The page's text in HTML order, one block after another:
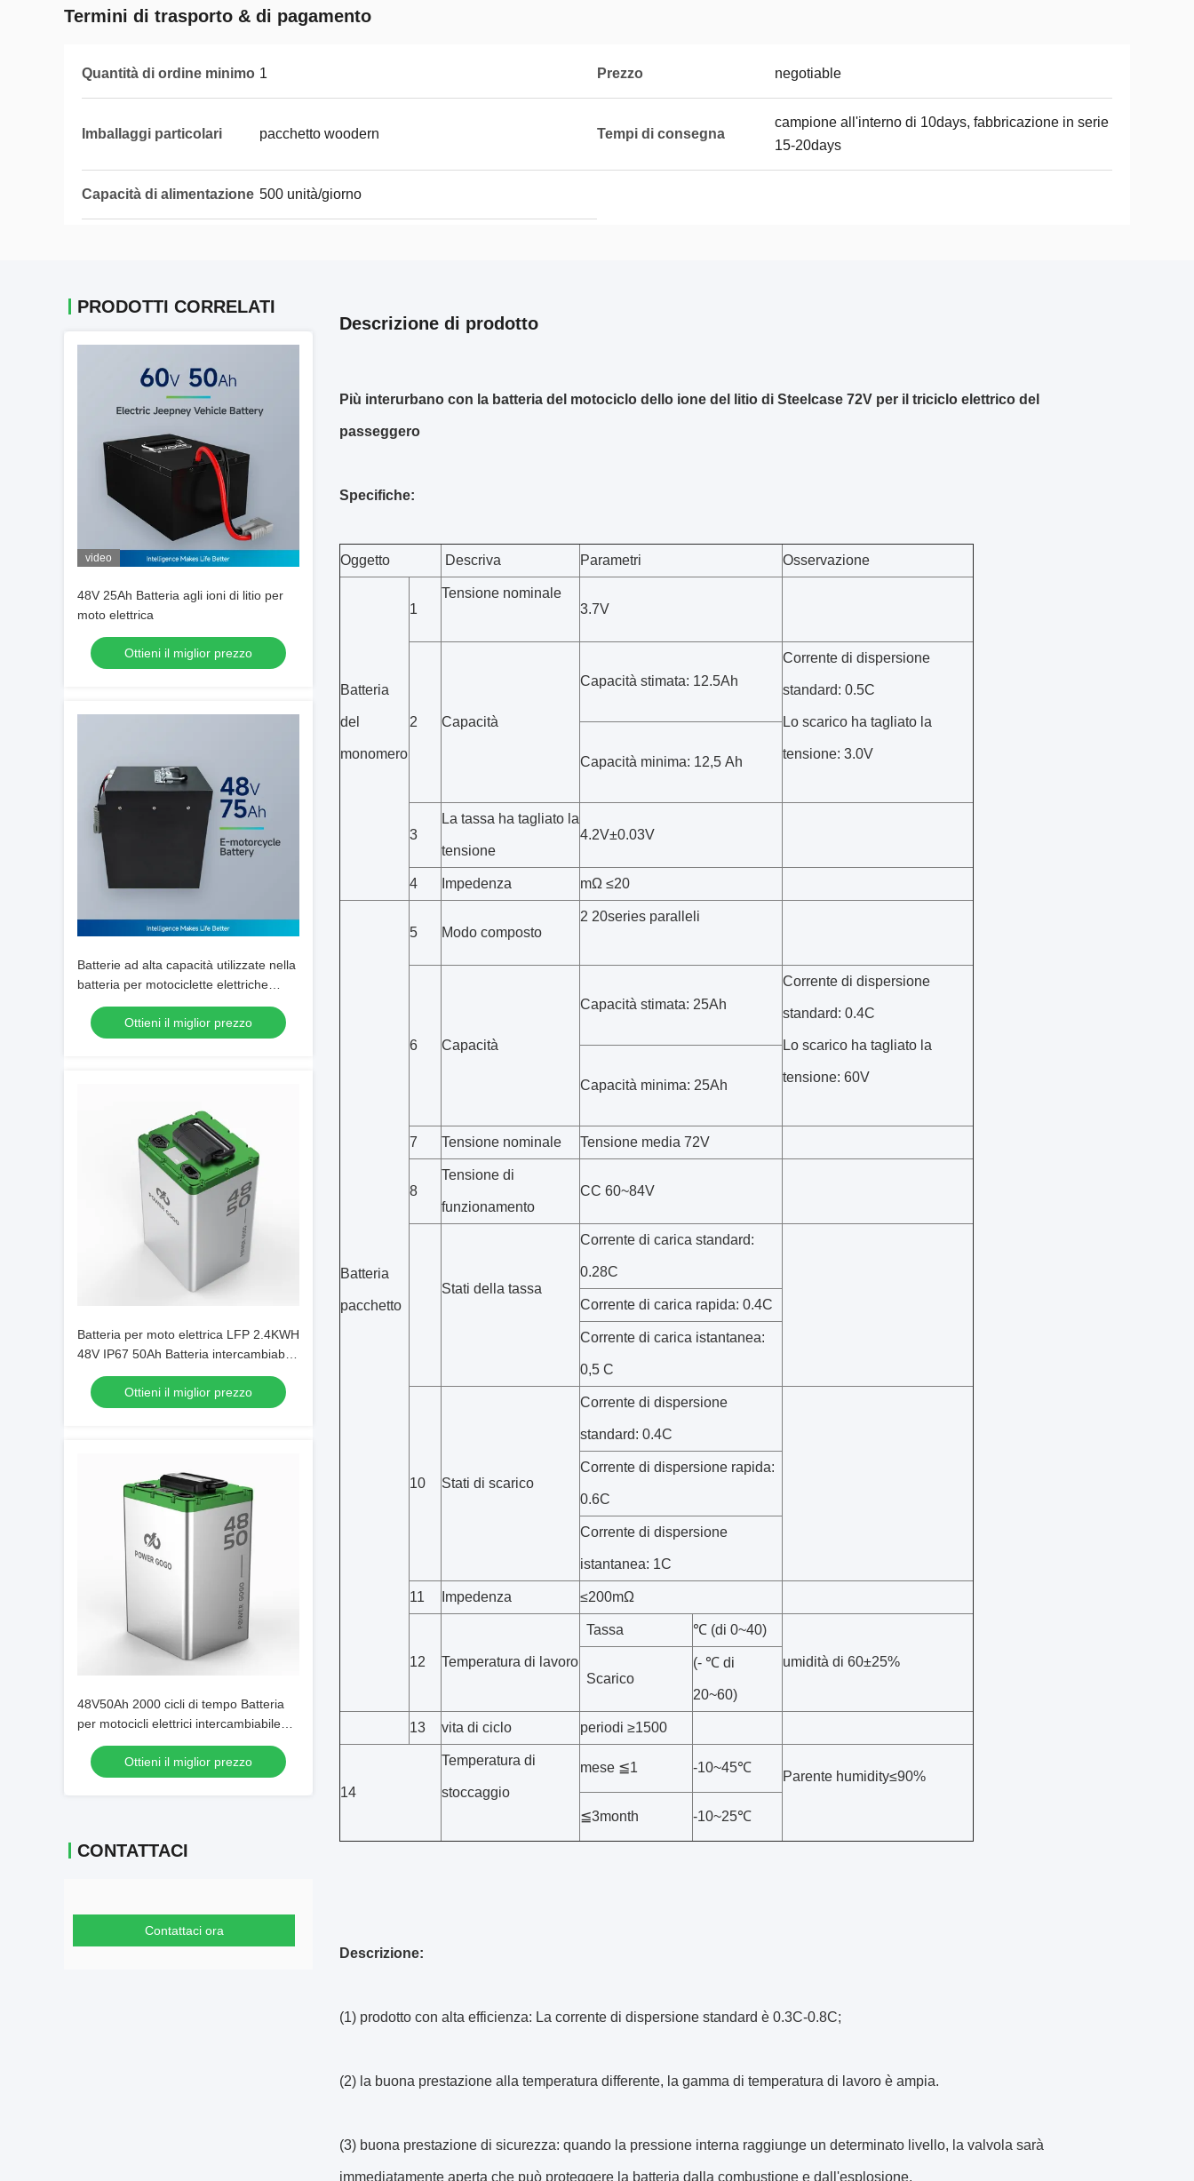
Termini di trasporto & di pagamento
Quantità di ordine minimo 1 Prezzo negotiable
Imballaggi particolari pacchetto woodern Tempi di consegna
campione all'interno di 10days, fabbricazione in serie
15-20days
Capacità di alimentazione 500 unità/giorno
PRODOTTI CORRELATI
video
48V 25Ah Batteria agli ioni di litio per
moto elettrica
Ottieni il miglior prezzo
Batterie ad alta capacità utilizzate nella
batteria per motociclette elettriche
NCM48V75Ah 12,5A Max corrente di
ricarica
Ottieni il miglior prezzo
Batteria per moto elettrica LFP 2.4KWH
48V IP67 50Ah Batteria intercambiabile
per armadietto di scambio
Ottieni il miglior prezzo
48V50Ah 2000 cicli di tempo Batteria
per motocicli elettrici intercambiabile
per sistemi di scambio motocicli
Ottieni il miglior prezzo
CONTATTACI
Contattaci ora
Descrizione di prodotto
Più interurbano con la batteria del motociclo dello ione del litio di Steelcase 72V per il triciclo elettrico del
passeggero
Specifiche:
Oggetto Descriva Parametri Osservazione
Batteria
del
monomero
1
Tensione nominale
3.7V
2 Capacità
Capacità stimata: 12.5Ah
Corrente di dispersione
standard: 0.5C
Lo scarico ha tagliato la
tensione: 3.0V
Capacità minima: 12,5 Ah
3
La tassa ha tagliato la
tensione
4.2V±0.03V
4 Impedenza mΩ ≤20
Batteria
pacchetto
5 Modo composto
2 20series paralleli
6 Capacità
Capacità stimata: 25Ah
Corrente di dispersione
standard: 0.4C
Lo scarico ha tagliato la
tensione: 60V
Capacità minima: 25Ah
7 Tensione nominale Tensione media 72V
8
Tensione di
funzionamento
CC 60~84V
Stati della tassa
Corrente di carica standard:
0.28C
Corrente di carica rapida: 0.4C
Corrente di carica istantanea:
0,5 C
10 Stati di scarico
Corrente di dispersione
standard: 0.4C
Corrente di dispersione rapida:
0.6C
Corrente di dispersione
istantanea: 1C
11 Impedenza ≤200mΩ
12 Temperatura di lavoro
Tassa ℃ (di 0~40)
umidità di 60±25%
Scarico
(- ℃ di
20~60)
13 vita di ciclo periodi ≥1500
14
Temperatura di
stoccaggio
mese ≦1 -10~45℃
Parente humidity≤90%
≦3month -10~25℃
Descrizione:
(1) prodotto con alta efficienza: La corrente di dispersione standard è 0.3C-0.8C;
(2) la buona prestazione alla temperatura differente, la gamma di temperatura di lavoro è ampia.
(3) buona prestazione di sicurezza: quando la pressione interna raggiunge un determinato livello, la valvola sarà
immediatamente aperta che può proteggere la batteria dalla combustione e dall'esplosione.